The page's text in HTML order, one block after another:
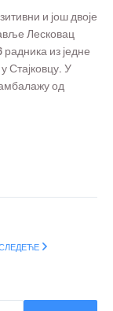
и још двоје
Лесковац
радника из једне
Стајковцу. У
од